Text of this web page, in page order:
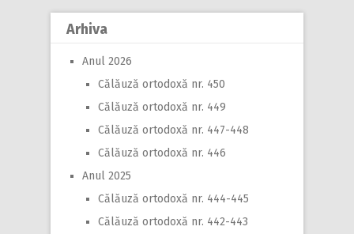
Arhiva
Anul 2026
Călăuză ortodoxă nr. 450
Călăuză ortodoxă nr. 449
Călăuză ortodoxă nr. 447-448
Călăuză ortodoxă nr. 446
Anul 2025
Călăuză ortodoxă nr. 444-445
Călăuză ortodoxă nr. 442-443